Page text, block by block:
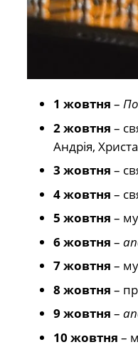
1 жовтня –
2 жовтня –
Андрія,
3 жовтня –
4 жовтня –
5 жовтня –
6 жовтня –
7 жовтня –
8 жовтня –
9 жовтня –
10 жовтня –